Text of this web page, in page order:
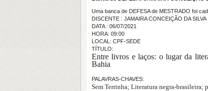
Uma banca de DEFESA de MESTRADO foi
DISCENTE : JAMAIRA CONCEIÇÃO DA SILVA
DATA : 06/07/2021
HORA: 09:00
LOCAL: CPF-SEDE
TÍTULO:
Entre livros e laços: o lugar da
Bahia
PALAVRAS-CHAVES:
Sem Terrinha; Literatura negra-brasileira;